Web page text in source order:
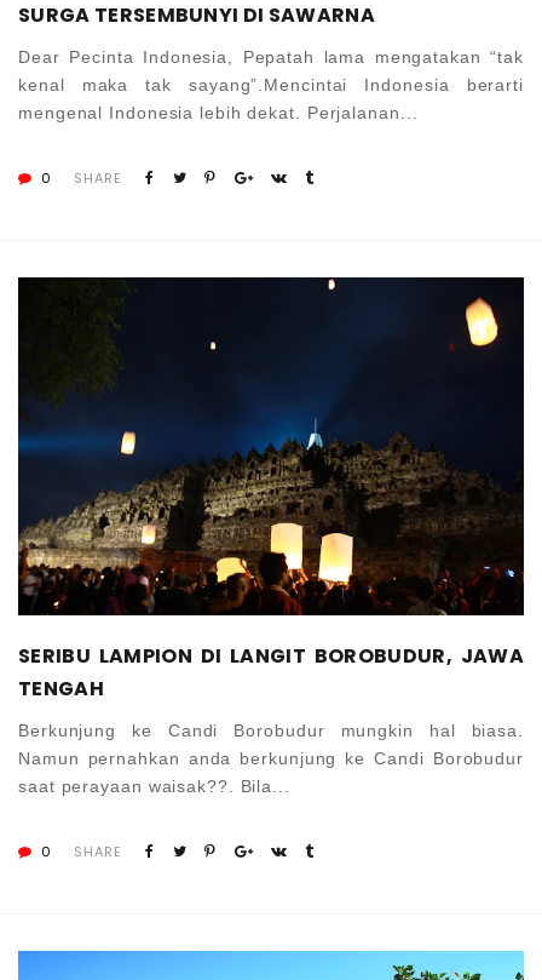
SURGA TERSEMBUNYI DI SAWARNA
Dear Pecinta Indonesia, Pepatah lama mengatakan “tak
kenal maka tak sayang”.Mencintai Indonesia berarti
mengenal Indonesia lebih dekat. Perjalanan...
0 SHARE
SERIBU LAMPION DI LANGIT BOROBUDUR, JAWA
TENGAH
Berkunjung ke Candi Borobudur mungkin hal biasa.
Namun pernahkan anda berkunjung ke Candi Borobudur
saat perayaan waisak??. Bila...
0 SHARE